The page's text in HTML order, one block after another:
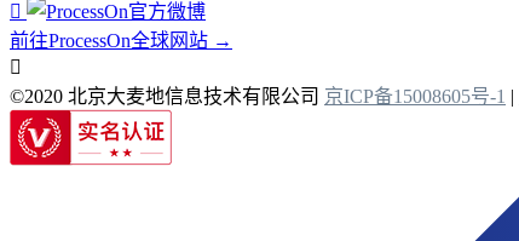

前往ProcessOn全球网站 →

©2020 北京大麦地信息技术有限公司 京ICP备15008605号-1 |